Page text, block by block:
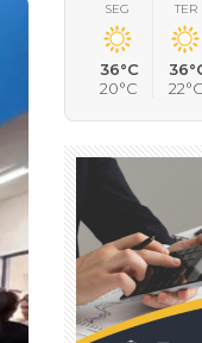
SEG
36°C
20°C
TER
22°C